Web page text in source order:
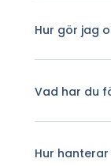
Hur gör jag
Vad har du
Hur